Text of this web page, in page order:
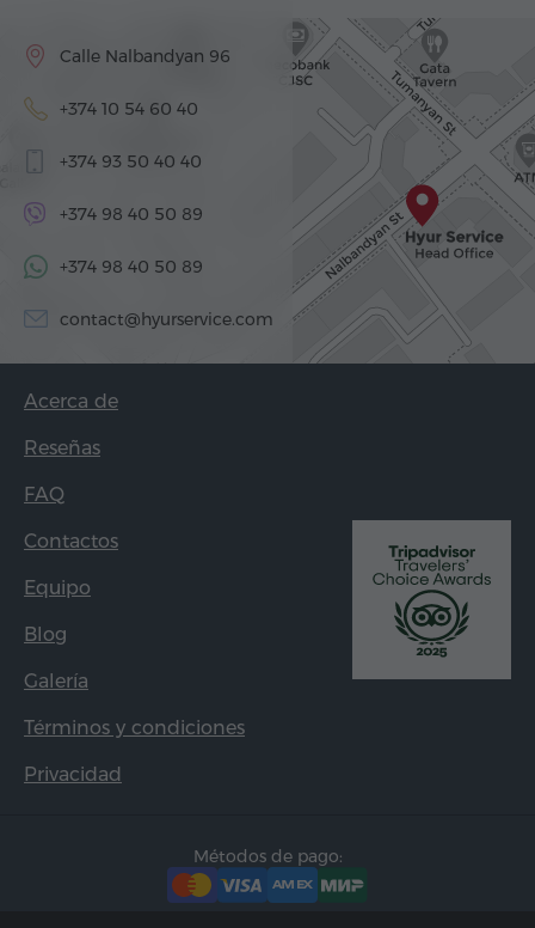
Calle Nalbandyan 96
+374 10 54 60 40
+374 93 50 40 40
+374 98 40 50 89
+374 98 40 50 89
contact@hyurservice.com
Acerca de
Reseñas
FAQ
Contactos
Equipo
Blog
Galería
Términos y condiciones
Privacidad
Métodos de pago: